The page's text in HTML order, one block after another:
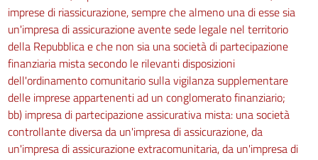
imprese di riassicurazione, sempre che almeno una di esse sia
un'impresa di assicurazione avente sede legale nel territorio
della Repubblica e che non sia una società di partecipazione
finanziaria mista secondo le rilevanti disposizioni
dell'ordinamento comunitario sulla vigilanza supplementare
delle imprese appartenenti ad un conglomerato finanziario;
bb) impresa di partecipazione assicurativa mista: una società
controllante diversa da un'impresa di assicurazione, da
un'impresa di assicurazione extracomunitaria, da un'impresa di